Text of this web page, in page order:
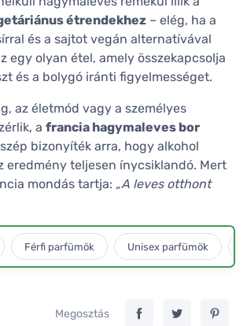
étrendekhez – elég, ha a
és a sajtot vegán alternatívával
egy olyan étel, amely összekapcsolja
és a bolygó iránti figyelmességet.
az életmód vagy a személyes
a francia hagymaleves bor
bizonyíték arra, hogy alkohol
eredmény teljesen ínycsiklandó. Mert
mondás tartja: „A leves otthont
Férfi parfümök Unisex parfümök
Megosztás